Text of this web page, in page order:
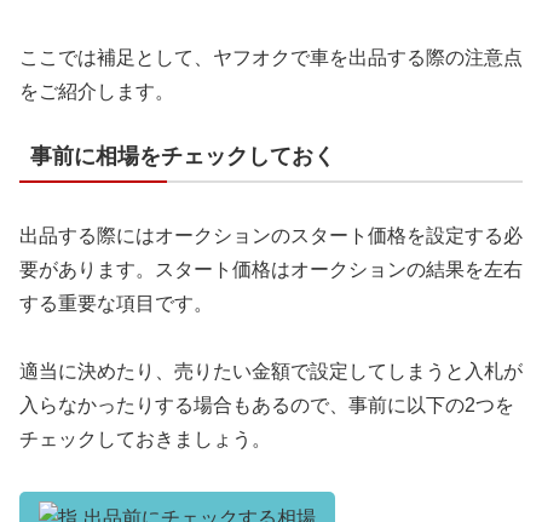
ここでは補足として、ヤフオクで車を出品する際の注意点
をご紹介します。
事前に相場をチェックしておく
出品する際にはオークションのスタート価格を設定する必
要があります。スタート価格はオークションの結果を左右
する重要な項目です。
適当に決めたり、売りたい金額で設定してしまうと入札が
入らなかったりする場合もあるので、事前に以下の2つを
チェックしておきましょう。